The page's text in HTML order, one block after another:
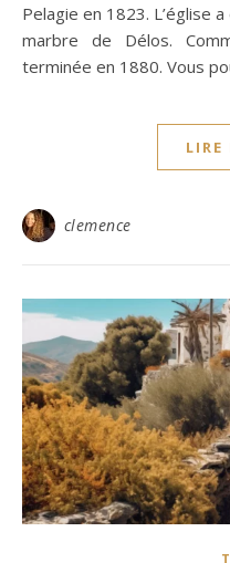
Pelagie en 1823. L’église
marbre de Délos.
terminée en 1880. Vous
LIRE
clemence